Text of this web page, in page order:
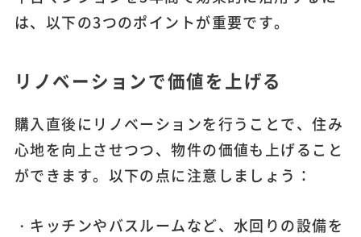
は、以下の3つのポイントが重要です。
リノベーションで価値を上げる
購入直後にリノベーションを行うことで、住み
心地を向上させつつ、物件の価値も上げること
ができます。以下の点に注意しましょう：
・キッチンやバスルームなど、水回りの設備を